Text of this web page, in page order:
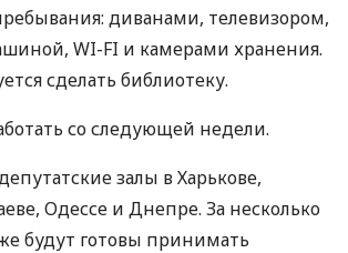
диванами, телевизором,
WI-FI и камерами хранения.
сделать библиотеку.
со следующей недели.
залы в Харькове,
Одессе и Днепре. За несколько
будут готовы принимать